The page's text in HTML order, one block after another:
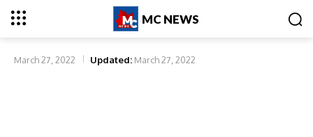
MC NEWS
March 27, 2022 Updated: March 27, 2022